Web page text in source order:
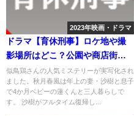
2023年映画・ドラマ
ドラマ【育休刑事】ロケ地や撮
影場所はどこ？公園や商店街な
ども
似鳥鶏さんの人気ミステリーが実写化され
ました。秋月春風は年上の妻・沙樹と息子
で4か月ベビーの蓮くんと三人暮らしで
す。 沙樹がフルタイム復帰し...